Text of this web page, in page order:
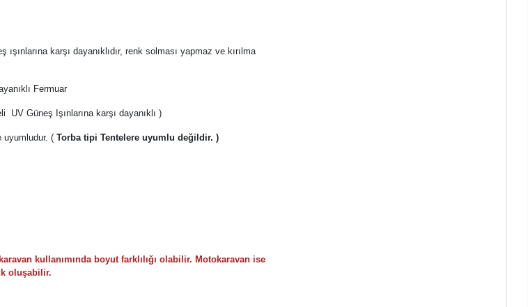
karşı dayanıklıdır, renk solması yapmaz ve kırılma
Fermuar
Güneş Işınlarına karşı dayanıklı )
uyumludur. (Torba tipi Tentelere uyumlu değildir. )
kullanımında boyut farklılığı olabilir. Motokaravan ise
oluşabilir.